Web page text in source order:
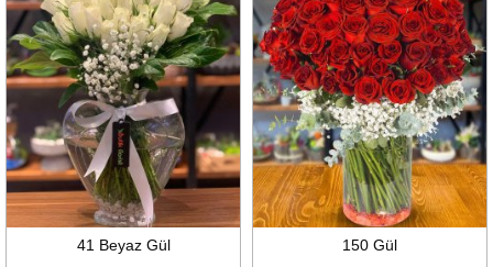
41 Beyaz Gül 150 Gül